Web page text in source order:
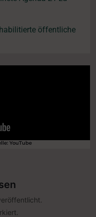
öffentliche
YouTube